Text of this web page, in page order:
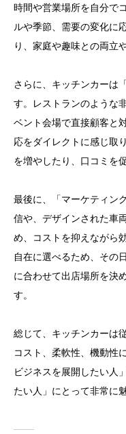
時間や営業場所を自分で
ルや季節、需要の変化に
り、家庭や趣味との両立
さらに、キッチンカーは
す。レストランのような
ベント会場で直接顧客と
応をダイレクトに感じ取
を増やしたり、口コミを
最後に、「マーケティン
信や、デザインされた車
め、コストを抑えながら
自在に選べるため、その
に合わせて出店場所を決
す。
総じて、キッチンカーは
コスト、柔軟性、機動性
ビジネスを展開したい人
たい人」にとって非常に